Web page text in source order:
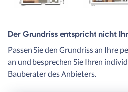
Der Grundriss entspricht nicht
Passen Sie den Grundriss an Ihre
an und besprechen Sie Ihren
Bauberater des Anbieters.